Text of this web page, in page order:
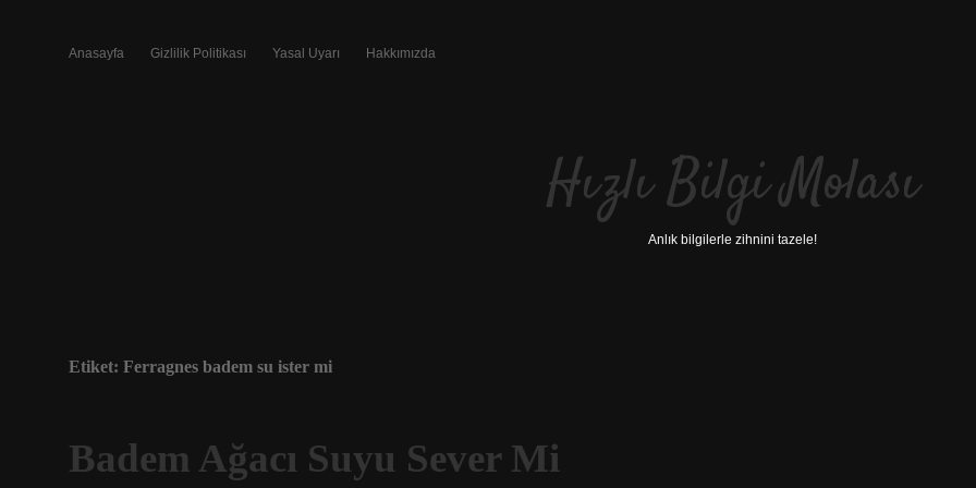
Anasayfa Gizlilik Politikası Yasal Uyarı Hakkımızda
Hızlı Bilgi Molası
Anlık bilgilerle zihnini tazele!
Etiket: Ferragnes badem su ister mi
Badem Ağacı Suyu Sever Mi